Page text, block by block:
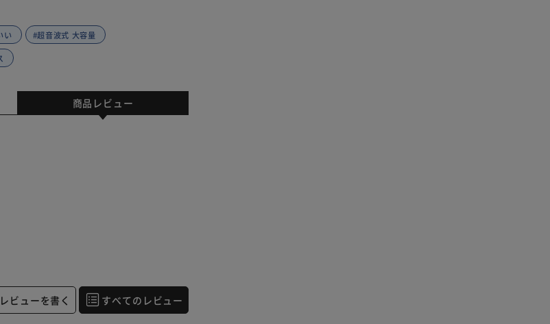
い #超音波式 大容量
商品レビュー
レビューを書く すべてのレビュー